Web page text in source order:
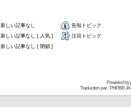
新しい記事なし
告知トピック
新しい記事なし [ 人気 ]
注目トピック
新しい記事なし [ 閉鎖 ]
Powered by
Traduction par : PHPBB